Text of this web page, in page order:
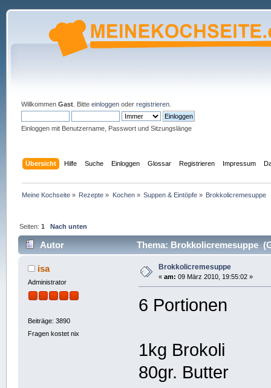
Willkommen Gast. Bitte einloggenoder registrieren.
Einloggen mit Benutzername, Passwort und Sitzungslänge
Übersicht Hilfe Suche Einloggen Glossar Registrieren Impressum
Meine Kochseite » Rezepte » Kochen» Suppen & Eintöpfe » Brokkolicremesuppe
Seiten:1 Nach unten
Autor Thema: Brokkolicremesuppe
isa
Administrator
Beiträge: 3890
Fragen kostet nix
Brokkolicremesuppe
« am: 09 März 2010, 19:55:02 »
6 Portionen
1kg Brokoli
80gr. Butter